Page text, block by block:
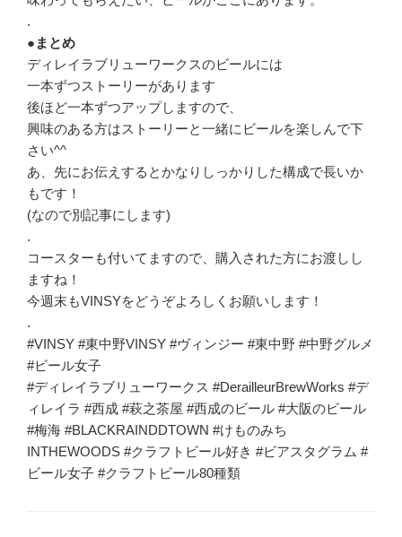
.
●まとめ
ディレイラブリューワークスのビールには
一本ずつストーリーがあります
後ほど一本ずつアップしますので、
興味のある方はストーリーと一緒にビールを楽しんで下
さい^^
あ、先にお伝えするとかなりしっかりした構成で長いか
もです！
(なので別記事にします)
.
コースターも付いてますので、購入された方にお渡しし
ますね！
今週末もVINSYをどうぞよろしくお願いします！
.
#VINSY #東中野VINSY #ヴィンジー #東中野 #中野グルメ
#ビール女子
#ディレイラブリューワークス #DerailleurBrewWorks #デ
ィレイラ #西成 #萩之茶屋 #西成のビール #大阪のビール
#梅海 #BLACKRAINDDTOWN #けものみち
INTHEWOODS #クラフトビール好き #ビアスタグラム #
ビール女子 #クラフトビール80種類